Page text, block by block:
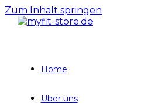
Zum Inhalt springen
Home
Über uns